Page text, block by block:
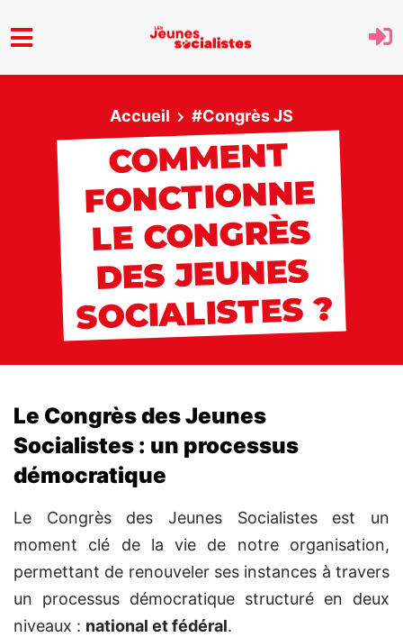
Accueil
#Congrès JS
COMMENT
FONCTIONNE
LE CONGRÈS
DES JEUNES
SOCIALISTES ?
Le Congrès des Jeunes
Socialistes : un processus
démocratique
Le Congrès des Jeunes Socialistes est un
moment clé de la vie de notre organisation,
permettant de renouveler ses instances à travers
un processus démocratique structuré en deux
niveaux : national et fédéral.